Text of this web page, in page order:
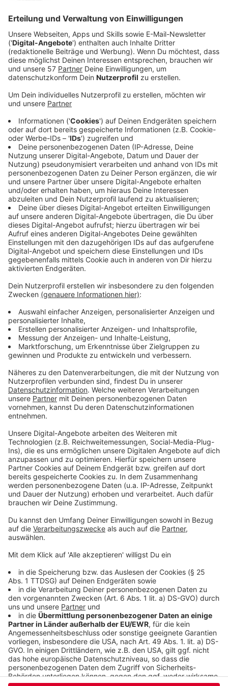
Natürlich ist auch ihr erster Hit "Sweet but Psycho"
auf dem Album, genauso wie ihre Hits "Who's Laughing
ganz besonderes, hat uns Ava im Interview erzählt.
Moment. Das sind jetzt 26 Jahre.
Anzeige
Zwischen Himmel und Hölle
Anzeige
Dabei ist das Album in zwei Hälften aufgeteilt - eben
"Heaven" und "Hell". Die erste Hälfte hat die
glücklichen und aufbauenden Geschichten und Sounds
und die Hölle - da spuckt Ava Feuer! Sie möchte, dass
ihr Album eine Geschichte erzählt und nicht nur eine
Sammlung von Songs ist, sagt sie.
Anzeige
Anzeige
Wir benötigen Ihre
Zustimmung, um den YouTube
Wir verwenden einen Service eines
Drittanbieters, um Videoinhalte
einzubetten. Dieser Service kann
Daten zu Ihren Aktivitäten
sammeln. Bitte lesen Sie die
Details durch und stimmen Sie der
Nutzung des Service zu, um dieses
Video anzusehen.
Akzeptieren
powered byUsercentrics Consent
Management Platform
Ava Max - Who's Laughing Now [Official Music Video]
Anzeige
Anzeige